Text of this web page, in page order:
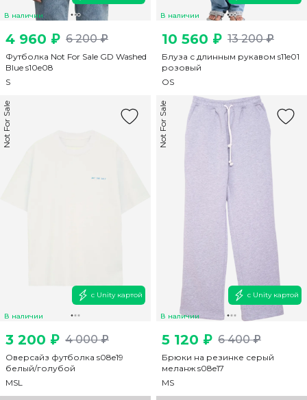
В наличии
4 960 ₽ 6 200 ₽
Футболка Not For Sale GD Washed
Blue s10e08
S
В наличии
10 560 ₽ 13 200 ₽
Блуза с длинным рукавом s11e01
розовый
OS
В наличии
Not For Sale
с Unity картой
3 200 ₽ 4 000 ₽
Оверсайз футболка s08e19
белый/голубой
MSL
В наличии
Not For Sale
с Unity картой
5 120 ₽ 6 400 ₽
Брюки на резинке серый
меланж s08e17
MS